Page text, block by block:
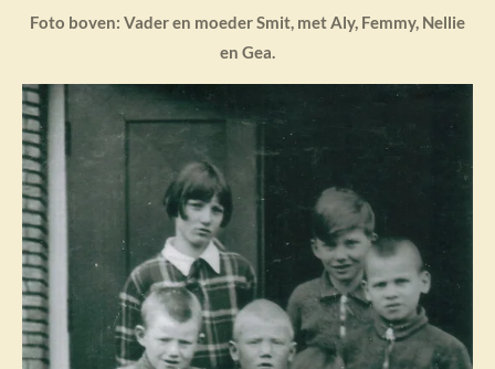
Foto boven: Vader en moeder Smit, met Aly, Femmy, Nellie
en Gea.